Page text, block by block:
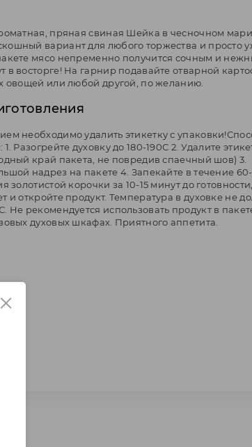
пряная свиная Шейка в чесночном
вариант для любого торжества и просто
мясо непременно получится сочным и
в восторге! На гарнир подавайте отварной
овощей или любой другой, по желанию.
необходимо удалить этикетку с
Разогрейте духовку до 180-190С 2. Удалите
край пакета, не повредив спаечный шов) 3.
надрез на пакете 4. Запекайте в течение
золотистой корочки за 10-15 минут до готовности,
и откройте продукт. Температура в духовке не
Не рекомендуется использовать продукт в
духовых шкафах. Приятного аппетита.